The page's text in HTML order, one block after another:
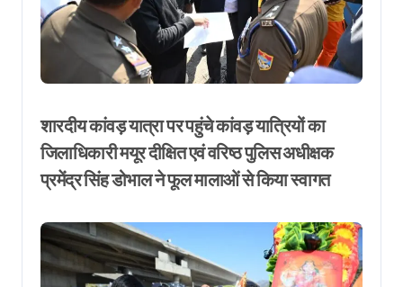
शारदीय कांवड़ यात्रा पर पहुंचे कांवड़ यात्रियों का
जिलाधिकारी मयूर दीक्षित एवं वरिष्ठ पुलिस अधीक्षक
प्रमेंद्र सिंह डोभाल ने फूल मालाओं से किया स्वागत